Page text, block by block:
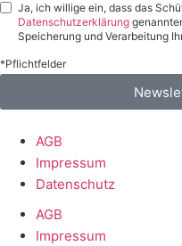
Ja, ich willige ein, dass das
Datenschutzerklärung
Speicherung und Verarbeitung
*Pflichtfelder
AGB
Impressum
Datenschutz
AGB
Impressum